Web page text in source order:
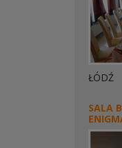
ŁÓDŹ
SALA